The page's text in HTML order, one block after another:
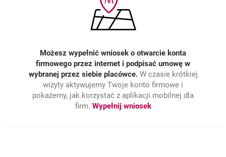
Możesz wypełnić wniosek o otwarcie konta
firmowego przez internet i podpisać umowę w
wybranej przez siebie placówce.W czasie krótkiej
wizyty aktywujemy Twoje konto firmowe i
pokażemy, jak korzystać z aplikacji mobilnej dla
firm. Wypełnij wniosek